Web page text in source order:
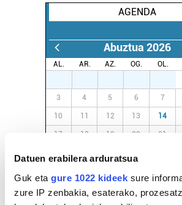
Datuen erabilera arduratsua
Guk eta gure 1022 kideek sure
zure IP zenbakia, esaterako,
AGENDA
Abuztua 2026
AL. AR. AZ. OG. OL.
3 4 5 6 7
10 11 12 13 14
17 18 19 20 21